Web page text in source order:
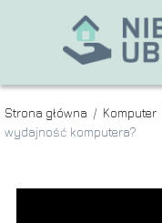
Strona główna / Komputer
wydajność komputera?